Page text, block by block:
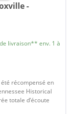
-
livraison** env. 1 à
récompensé en
Historical
totale d’écoute